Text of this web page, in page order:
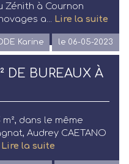
Zénith à Cournon
a...
Lire la suite
Karine le 06-05-2023
DE BUREAUX À
dans le même
Audrey CAETANO
Lire la suite